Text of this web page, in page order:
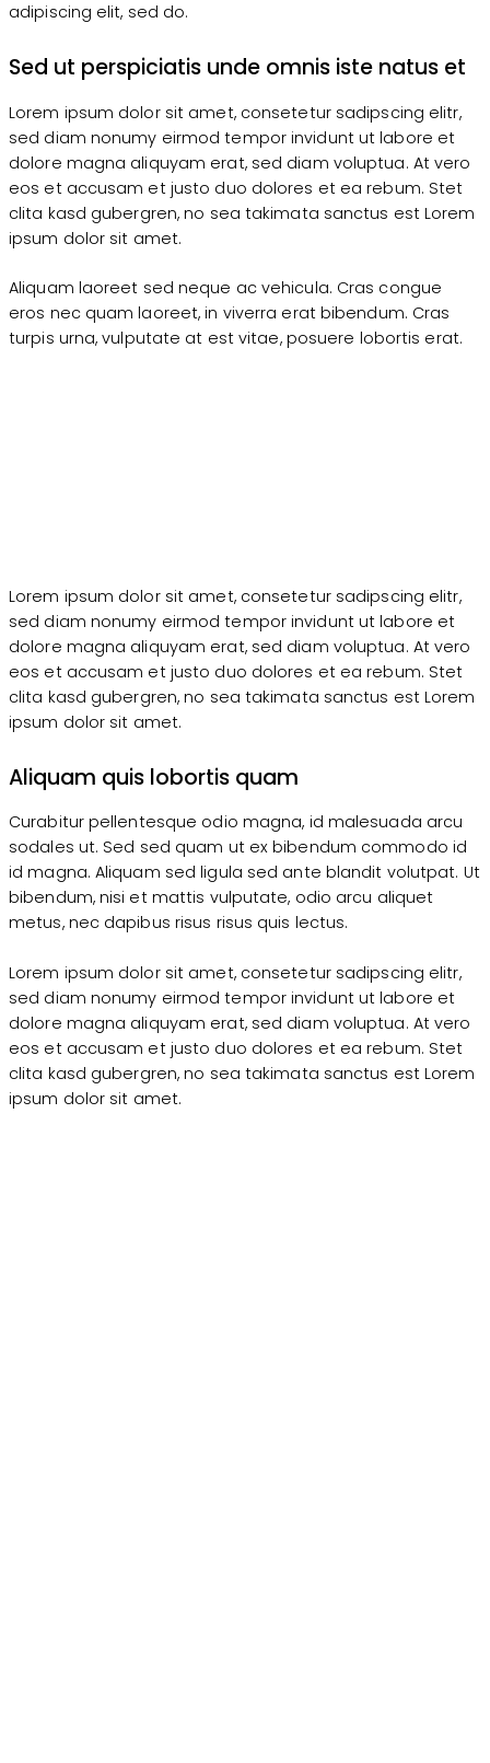
adipiscing elit, sed do.
Sed ut perspiciatis unde omnis iste natus et
Lorem ipsum dolor sit amet, consetetur sadipscing elitr,
sed diam nonumy eirmod tempor invidunt ut labore et
dolore magna aliquyam erat, sed diam voluptua. At vero
eos et accusam et justo duo dolores et ea rebum. Stet
clita kasd gubergren, no sea takimata sanctus est Lorem
ipsum dolor sit amet.
Aliquam laoreet sed neque ac vehicula. Cras congue
eros nec quam laoreet, in viverra erat bibendum. Cras
turpis urna, vulputate at est vitae, posuere lobortis erat.
Lorem ipsum dolor sit amet, consetetur sadipscing elitr,
sed diam nonumy eirmod tempor invidunt ut labore et
dolore magna aliquyam erat, sed diam voluptua. At vero
eos et accusam et justo duo dolores et ea rebum. Stet
clita kasd gubergren, no sea takimata sanctus est Lorem
ipsum dolor sit amet.
Aliquam quis lobortis quam
Curabitur pellentesque odio magna, id malesuada arcu
sodales ut. Sed sed quam ut ex bibendum commodo id
id magna. Aliquam sed ligula sed ante blandit volutpat. Ut
bibendum, nisi et mattis vulputate, odio arcu aliquet
metus, nec dapibus risus risus quis lectus.
Lorem ipsum dolor sit amet, consetetur sadipscing elitr,
sed diam nonumy eirmod tempor invidunt ut labore et
dolore magna aliquyam erat, sed diam voluptua. At vero
eos et accusam et justo duo dolores et ea rebum. Stet
clita kasd gubergren, no sea takimata sanctus est Lorem
ipsum dolor sit amet.